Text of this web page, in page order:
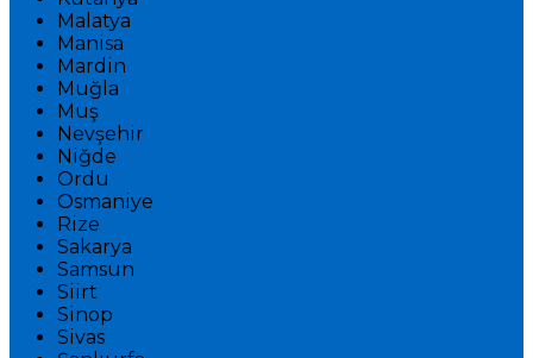
Malatya
Manisa
Mardin
Muğla
Muş
Nevşehir
Niğde
Ordu
Osmaniye
Rize
Sakarya
Samsun
Siirt
Sinop
Sivas